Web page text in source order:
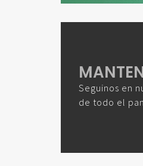
Seguinos en
de todo el